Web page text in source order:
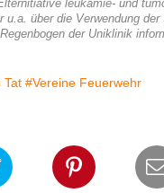
leukämie- und
u.a. über die Verwendung der
der Uniklinik
Tat #Vereine Feuerwehr